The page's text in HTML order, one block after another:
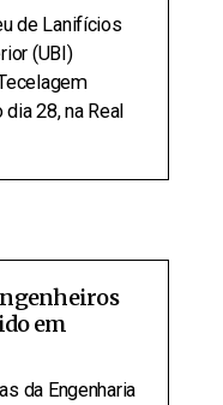
de Lanifícios
(UBI)
dia 28, na Real
em
da Engenharia